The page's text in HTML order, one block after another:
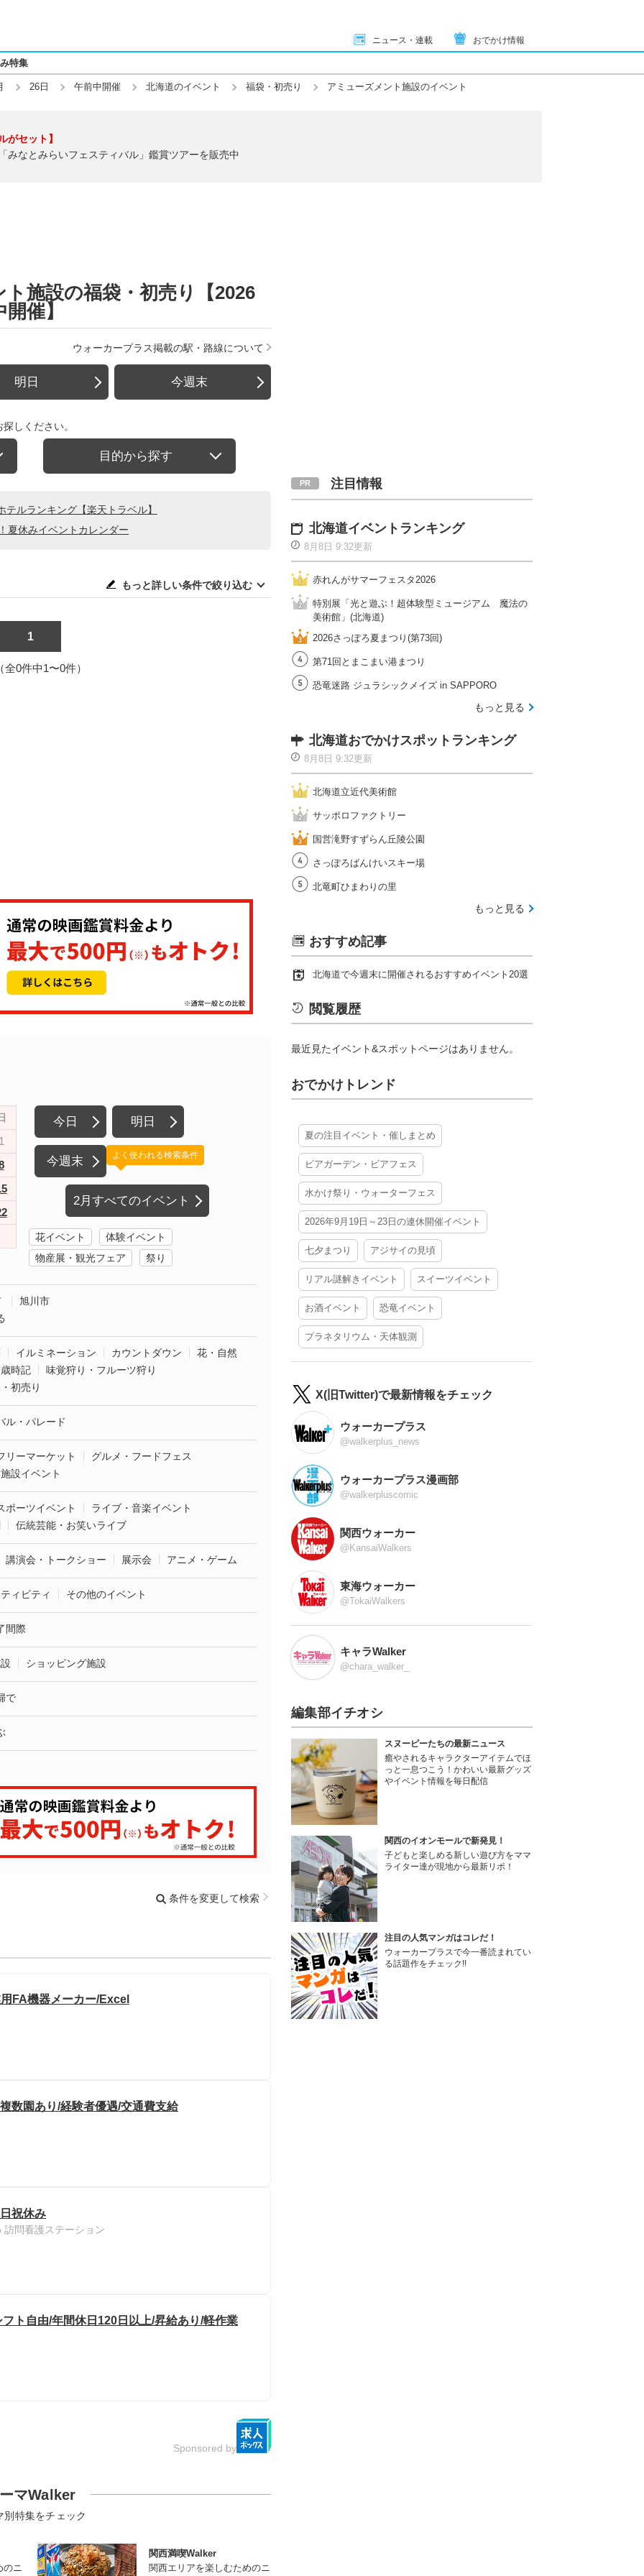
ニュース・連載 おでかけ情報
特集
26日 午前中開催 北海道のイベント 福袋・初売り アミューズメント施設のイベント
がセット】
みなとみらいフェスティバル」鑑賞ツアーを販売中
施設の福袋・初売り【2026
催】
ウォーカープラス掲載の駅・路線について
明日 今週末
しください。
目的から探す
ルランキング【楽天トラベル】
夏休みイベントカレンダー
もっと詳しい条件で絞り込む
1
全0件中1〜0件）
今日 明日
今週末
2月すべてのイベント
よく使われる検索条件
花イベント
体験イベント
物産展・観光フェア
祭り
旭川市
イルミネーション カウントダウン
花・自然
時記
味覚狩り・フルーツ狩り
初売り
ル・パレード
リーマーケット
グルメ・フードフェス
設イベント
ポーツイベント
ライブ・音楽イベント
伝統芸能・お笑いライブ
講演会・トークショー 展示会 アニメ・ゲーム
ィビティ その他のイベント
間際
ショッピング施設
で
条件を変更して検索
FA機器メーカー/Excel
数園あり/経験者優遇/交通費支給
祝休み
問看護ステーション
ト自由/年間休日120日以上/昇給あり/軽作業
Sponsored by
マWalker
別特集をチェック
のニ
関西満喫Walker
関西エリアを楽しむためのニ
注目情報
北海道イベントランキング
8月8日 9:32更新
赤れんがサマーフェスタ2026
特別展「光と遊ぶ！超体験型ミュージアム 魔法の
美術館」(北海道)
2026さっぽろ夏まつり(第73回)
第71回とまこまい港まつり
恐竜迷路 ジュラシックメイズ in SAPPORO
もっと見る
北海道おでかけスポットランキング
8月8日 9:32更新
北海道立近代美術館
サッポロファクトリー
国営滝野すずらん丘陵公園
さっぽろばんけいスキー場
北竜町ひまわりの里
もっと見る
おすすめ記事
北海道で今週末に開催されるおすすめイベント20選
閲覧履歴
最近見たイベント&スポットページはありません。
おでかけトレンド
夏の注目イベント・催しまとめ
ビアガーデン・ビアフェス
水かけ祭り・ウォーターフェス
2026年9月19日～23日の連休開催イベント
七夕まつり アジサイの見頃
リアル謎解きイベント スイーツイベント
お酒イベント 恐竜イベント
プラネタリウム・天体観測
X(旧Twitter)で最新情報をチェック
ウォーカープラス
@walkerplus_news
ウォーカープラス漫画部
@walkerpluscomic
関西ウォーカー
@KansaiWalkers
東海ウォーカー
@TokaiWalkers
キャラWalker
@chara_walker_
編集部イチオシ
スヌーピーたちの最新ニュース
癒やされるキャラクターアイテムでほ
っと一息つこう！かわいい最新グッズ
やイベント情報を毎日配信
関西のイオンモールで新発見！
子どもと楽しめる新しい遊び方をママ
ライター達が現地から最新リポ！
注目の人気マンガはコレだ！
ウォーカープラスで今一番読まれてい
る話題作をチェック!!